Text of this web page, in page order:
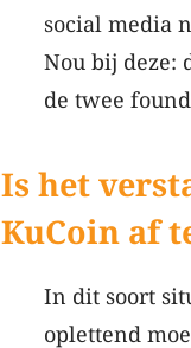
social media
Nou bij deze:
de twee
Is het
KuCoin af
In dit soort
oplettend